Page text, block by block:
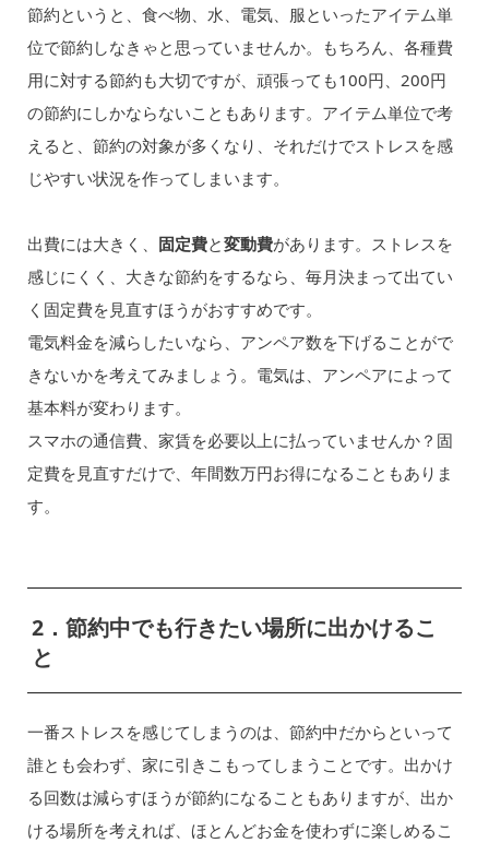
節約というと、食べ物、水、電気、服といったアイテム単
位で節約しなきゃと思っていませんか。もちろん、各種費
用に対する節約も大切ですが、頑張っても100円、200円
の節約にしかならないこともあります。アイテム単位で考
えると、節約の対象が多くなり、それだけでストレスを感
じやすい状況を作ってしまいます。
出費には大きく、 固定費と変動費があります。ストレスを
感じにくく、大きな節約をするなら、毎月決まって出てい
く固定費を見直すほうがおすすめです。
電気料金を減らしたいなら、アンペア数を下げることがで
きないかを考えてみましょう。電気は、アンペアによって
基本料が変わります。
スマホの通信費、家賃を必要以上に払っていませんか？固
定費を見直すだけで、年間数万円お得になることもありま
す。
2．節約中でも行きたい場所に出かけるこ
と
一番ストレスを感じてしまうのは、節約中だからといって
誰とも会わず、家に引きこもってしまうことです。出かけ
る回数は減らすほうが節約になることもありますが、出か
ける場所を考えれば、ほとんどお金を使わずに楽しめるこ